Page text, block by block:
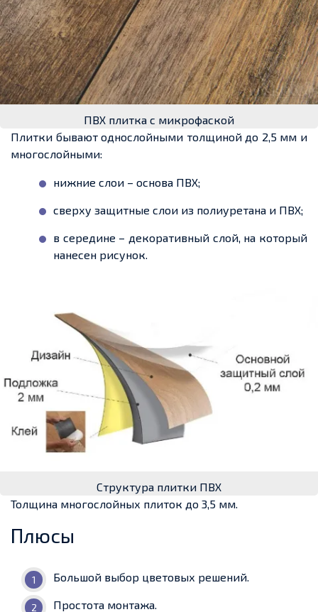
ПВХ плитка с микрофаской
Плитки бывают однослойными толщиной до 2,5 мм и
многослойными:
нижние слои – основа ПВХ;
сверху защитные слои из полиуретана и ПВХ;
в середине – декоративный слой, на который
нанесен рисунок.
Структура плитки ПВХ
Толщина многослойных плиток до 3,5 мм.
Плюсы
Большой выбор цветовых решений.
Простота монтажа.